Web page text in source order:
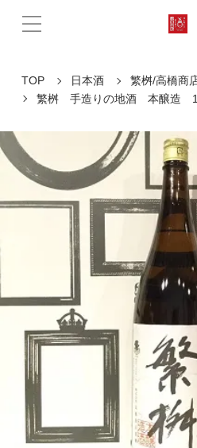
TOP 日本酒
繁桝/高橋商
繁桝 手造りの地酒 本醸造 1